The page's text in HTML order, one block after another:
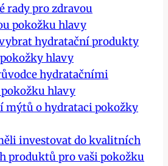
rady pro zdravou
pokožku hlavy
vybrat hydratační produkty
hlavy
hydratačními
hlavy
mýtů o hydrataci pokožky
investovat do kvalitních
produktů pro vaši pokožku